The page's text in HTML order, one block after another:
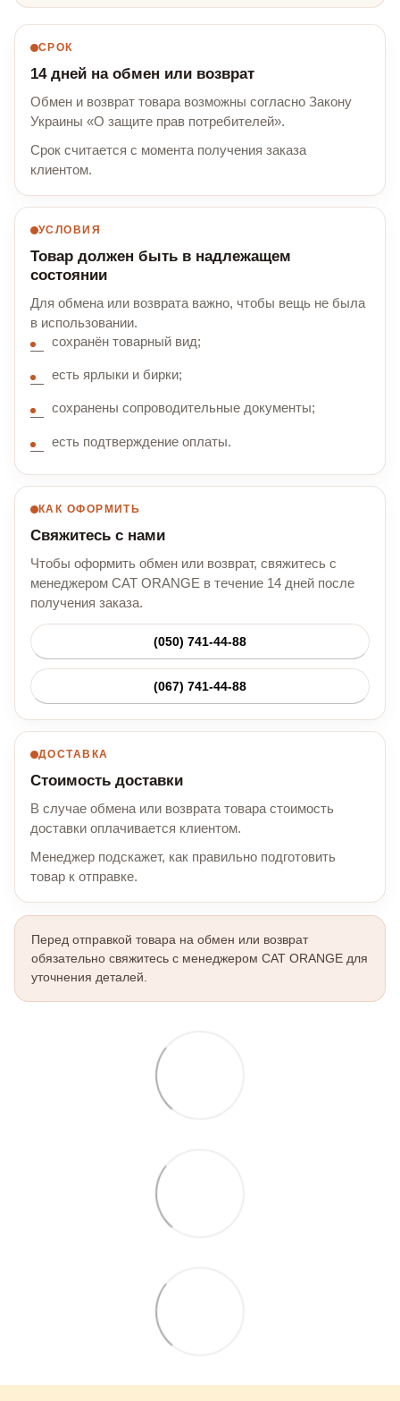
СРОК
14 дней на обмен или возврат
Обмен и возврат товара возможны согласно Закону
Украины «О защите прав потребителей».
Срок считается с момента получения заказа
клиентом.
УСЛОВИЯ
Товар должен быть в надлежащем
состоянии
Для обмена или возврата важно, чтобы вещь не была
в использовании.
сохранён товарный вид;
есть ярлыки и бирки;
сохранены сопроводительные документы;
есть подтверждение оплаты.
КАК ОФОРМИТЬ
Свяжитесь с нами
Чтобы оформить обмен или возврат, свяжитесь с
менеджером CAT ORANGE в течение 14 дней после
получения заказа.
(050) 741-44-88
(067) 741-44-88
ДОСТАВКА
Стоимость доставки
В случае обмена или возврата товара стоимость
доставки оплачивается клиентом.
Менеджер подскажет, как правильно подготовить
товар к отправке.
Перед отправкой товара на обмен или возврат
обязательно свяжитесь с менеджером CAT ORANGE для
уточнения деталей.